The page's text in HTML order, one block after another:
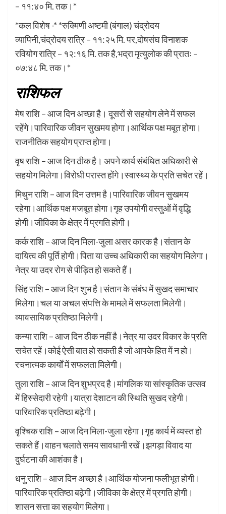
– ११:४० मि. तक।*
*कल विशेष -* *रुक्मिणी अष्टमी (बंगाल) चंद्रोदय
व्यापिनी,चंद्रोदय रात्रि – ११:२५ मि. पर,दोषसंघ विनाशक
रवियोग रात्रि – १२:१६ मि. तक है,भद्रा मृत्युलोक की प्रातः –
०७:४८ मि. तक।*
राशिफल
मेष राशि – आज दिन अच्छा है। दूसरों से सहयोग लेने में सफल
रहेंगे।पारिवारिक जीवन सुखमय होगा।आर्थिक पक्ष मबूत होगा।
राजनीतिक सहयोग प्राप्त होगा।
वृष राशि – आज दिन ठीक है। अपने कार्य संबंधित अधिकारी से
सहयोग मिलेगा।विरोधी परास्त होंगे।स्वास्थ्य के प्रति सचेत रहें।
मिथुन राशि – आज दिन उत्तम है।पारिवारिक जीवन सुखमय
रहेगा।आर्थिक पक्ष मजबूत होगा।गृह उपयोगी वस्तुओं में वृद्धि
होगी।जीविका के क्षेत्र में प्रगति होगी।
कर्क राशि – आज दिन मिला-जुला असर कारक है।संतान के
दायित्व की पूर्ति होगी।पिता या उच्च अधिकारी का सहयोग मिलेगा।
नेत्र या उदर रोग से पीड़ित हो सकते हैं।
सिंह राशि – आज दिन शुभ है।संतान के संबंध में सुखद समाचार
मिलेगा।चल या अचल संपत्ति के मामले में सफलता मिलेगी।
व्यावसायिक प्रतिष्ठा मिलेगी।
कन्या राशि – आज दिन ठीक नहीं है।नेत्र या उदर विकार के प्रति
सचेत रहें।कोई ऐसी बात हो सकती है जो आपके हित में न हो।
रचनात्मक कार्यों में सफलता मिलेगी।
तुला राशि – आज दिन शुभप्रद है।मांगलिक या सांस्कृतिक उत्सव
में हिस्सेदारी रहेगी।यात्रा देशाटन की स्थिति सुखद रहेगी।
पारिवारिक प्रतिष्ठा बढ़ेगी।
वृश्चिक राशि – आज दिन मिला-जुला रहेगा।गृह कार्य में व्यस्त हो
सकते हैं।वाहन चलाते समय सावधानी रखें।झगड़ा विवाद या
दुर्घटना की आशंका है।
धनु राशि – आज दिन अच्छा है।आर्थिक योजना फलीभूत होगी।
पारिवारिक प्रतिष्ठा बढ़ेगी।जीविका के क्षेत्र में प्रगति होगी।
शासन सत्ता का सहयोग मिलेगा।